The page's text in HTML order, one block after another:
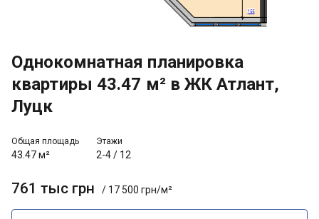
Однокомнатная планировка
квартиры 43.47 м² в ЖК Атлант,
Луцк
Общая площадь
43.47 м²
Этажи
2-4/ 12
761 тыс грн / 17 500 грн/м²